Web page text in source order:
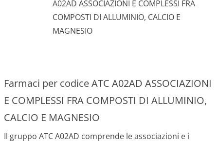
A02AD ASSOCIAZIONI E COMPLESSI FRA
COMPOSTI DI ALLUMINIO, CALCIO E
MAGNESIO
Farmaci per codice ATC A02AD ASSOCIAZIONI
E COMPLESSI FRA COMPOSTI DI ALLUMINIO,
CALCIO E MAGNESIO
Il gruppo ATC A02AD comprende le associazioni e i